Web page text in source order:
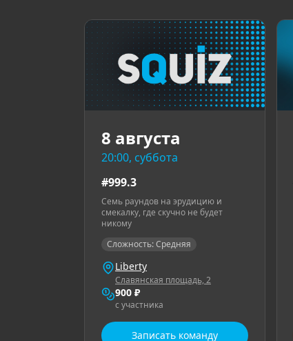
8 августа
20:00, суббота
#999.3
Семь раундов на эрудицию и
смекалку, где скучно не будет
никому
Сложность: Средняя
Liberty
Славянская площадь, 2
900 ₽
с участника
Записать команду